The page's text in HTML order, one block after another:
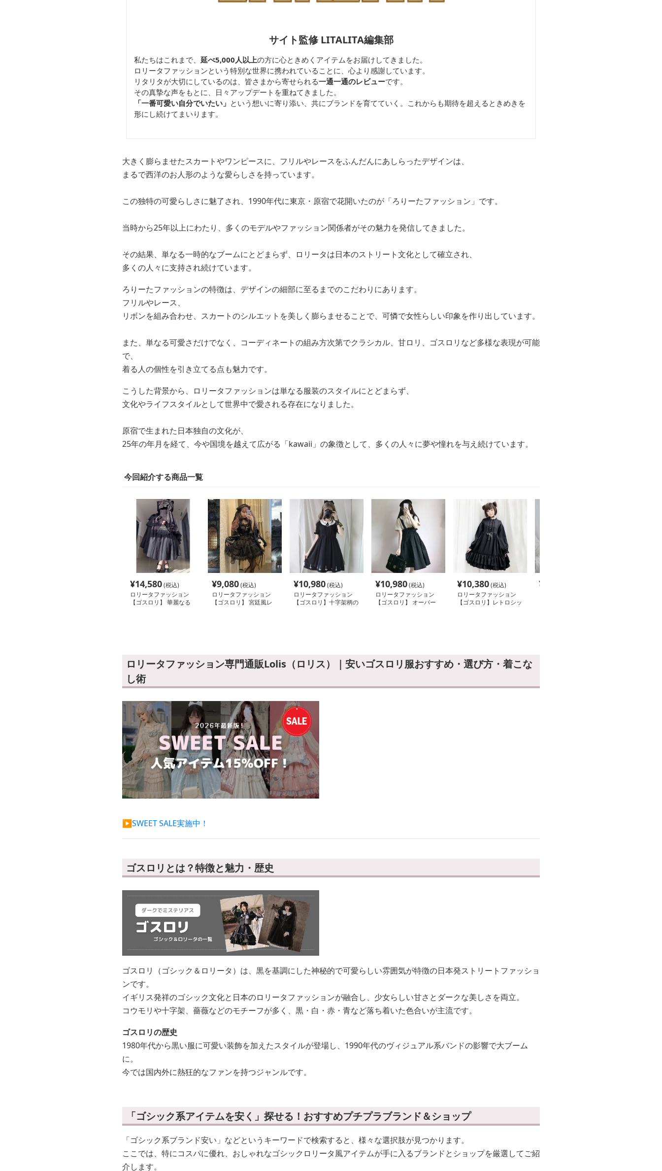
サイト監修 LITALITA編集部
私たちはこれまで、 延べ5,000人以上の方に心ときめくアイテムをお届けしてきました。
ロリータファッションという特別な世界に携われていることに、心より感謝しています。
リタリタが大切にしているのは、皆さまから寄せられる一通一通のレビューです。
その真摯な声をもとに、日々アップデートを重ねてきました。
「一番可愛い自分でいたい」 という想いに寄り添い、共にブランドを育てていく。これからも期待を超えるときめきを
形にし続けてまいります。
大きく膨らませたスカートやワンピースに、フリルやレースをふんだんにあしらったデザインは、
まるで西洋のお人形のような愛らしさを持っています。
この独特の可愛らしさに魅了され、1990年代に東京・原宿で花開いたのが「ろりーたファッション」です。
当時から25年以上にわたり、多くのモデルやファッション関係者がその魅力を発信してきました。
その結果、単なる一時的なブームにとどまらず、ロリータは日本のストリート文化として確立され、
多くの人々に支持され続けています。
ろりーたファッションの特徴は、デザインの細部に至るまでのこだわりにあります。
フリルやレース、
リボンを組み合わせ、スカートのシルエットを美しく膨らませることで、可憐で女性らしい印象を作り出しています。
また、単なる可愛さだけでなく、コーディネートの組み方次第でクラシカル、甘ロリ、ゴスロリなど多様な表現が可能
で、
着る人の個性を引き立てる点も魅力です。
こうした背景から、ロリータファッションは単なる服装のスタイルにとどまらず、
文化やライフスタイルとして世界中で愛される存在になりました。
原宿で生まれた日本独自の文化が、
25年の年月を経て、今や国境を越えて広がる「kawaii」の象徴として、多くの人々に夢や憧れを与え続けています。
今回紹介する商品一覧
¥14,580(税込)
ロリータファッション
【ゴスロリ】 華麗なる
¥9,080(税込)
ロリータファッション
【ゴスロリ】 宮廷風レ
¥10,980(税込)
ロリータファッション
【ゴスロリ】十字架柄の
¥10,980(税込)
ロリータファッション
【ゴスロリ】 オーバー
¥10,380(税込)
ロリータファッション
【ゴスロリ】レトロシッ
¥
ロリータファッション専門通販Lolis（ロリス）｜安いゴスロリ服おすすめ・選び方・着こな
し術
▶︎SWEET SALE実施中！
ゴスロリとは？特徴と魅力・歴史
ゴスロリ（ゴシック＆ロリータ）は、黒を基調にした神秘的で可愛らしい雰囲気が特徴の日本発ストリートファッショ
ンです。
イギリス発祥のゴシック文化と日本のロリータファッションが融合し、少女らしい甘さとダークな美しさを両立。
コウモリや十字架、薔薇などのモチーフが多く、黒・白・赤・青など落ち着いた色合いが主流です。
ゴスロリの歴史
1980年代から黒い服に可愛い装飾を加えたスタイルが登場し、1990年代のヴィジュアル系バンドの影響で大ブーム
に。
今では国内外に熱狂的なファンを持つジャンルです。
「ゴシック系アイテムを安く」探せる！おすすめプチプラブランド＆ショップ
「ゴシック系ブランド安い」などというキーワードで検索すると、様々な選択肢が見つかります。
ここでは、特にコスパに優れ、おしゃれなゴシックロリータ風アイテムが手に入るブランドとショップを厳選してご紹
介します。